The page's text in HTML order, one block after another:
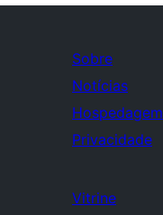
Sobre
Notícias
Hospedagem
Privacidade
Vitrine